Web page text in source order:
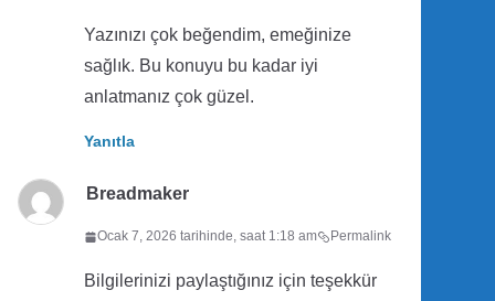
Yazınızı çok beğendim, emeğinize
sağlık. Bu konuyu bu kadar iyi
anlatmanız çok güzel.
Yanıtla
Breadmaker
Ocak 7, 2026 tarihinde, saat 1:18 am Permalink
Bilgilerinizi paylaştığınız için teşekkür